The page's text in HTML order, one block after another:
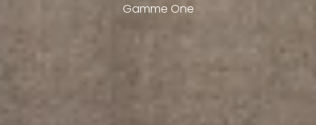
Gamme One